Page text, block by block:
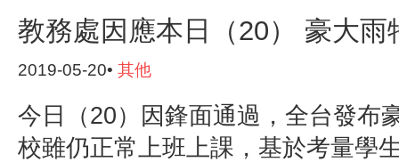
教務處因應本日（20） 豪大雨
2019-05-20• 其他
今日（20）因鋒面通過，全台發布
校雖仍正常上班上課，基於考量學